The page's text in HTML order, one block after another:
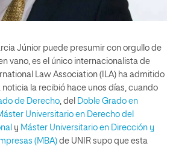
Júnior puede presumir con orgullo de
vano, es el único internacionalista de
Law Association (ILA) ha admitido
la recibió hace unos días, cuando
de Derecho , del
Doble Grado en
Universitario en Derecho del
y Máster Universitario en Dirección y
(MBA) de UNIR supo que esta